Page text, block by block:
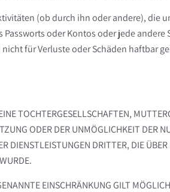
(ob durch ihn oder andere), die
oder Kontos oder jede andere
für Verluste oder Schäden haftbar
TOCHTERGESELLSCHAFTEN,
ODER DER UNMÖGLICHKEIT DER
DRITTER, DIE ÜBER
EINSCHRÄNKUNG GILT